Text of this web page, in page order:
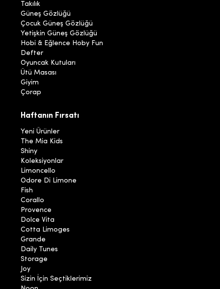
Takılık
Güneş Gözlüğü
Çocuk Güneş Gözlüğü
Yetişkin Güneş Gözlüğü
Hobi & Eğlence Hoby Fun
Defter
Oyuncak Kutuları
Ütü Masası
Giyim
Çorap
Haftanın Fırsatı
Yeni Ürünler
The Mia Kids
Shiny
Koleksiyonlar
Limoncello
Odore Di Limone
Fish
Corallo
Provence
Dolce Vita
Cotta Limoges
Grande
Daily Tunes
Storage
Joy
Sizin İçin Seçtiklerimiz